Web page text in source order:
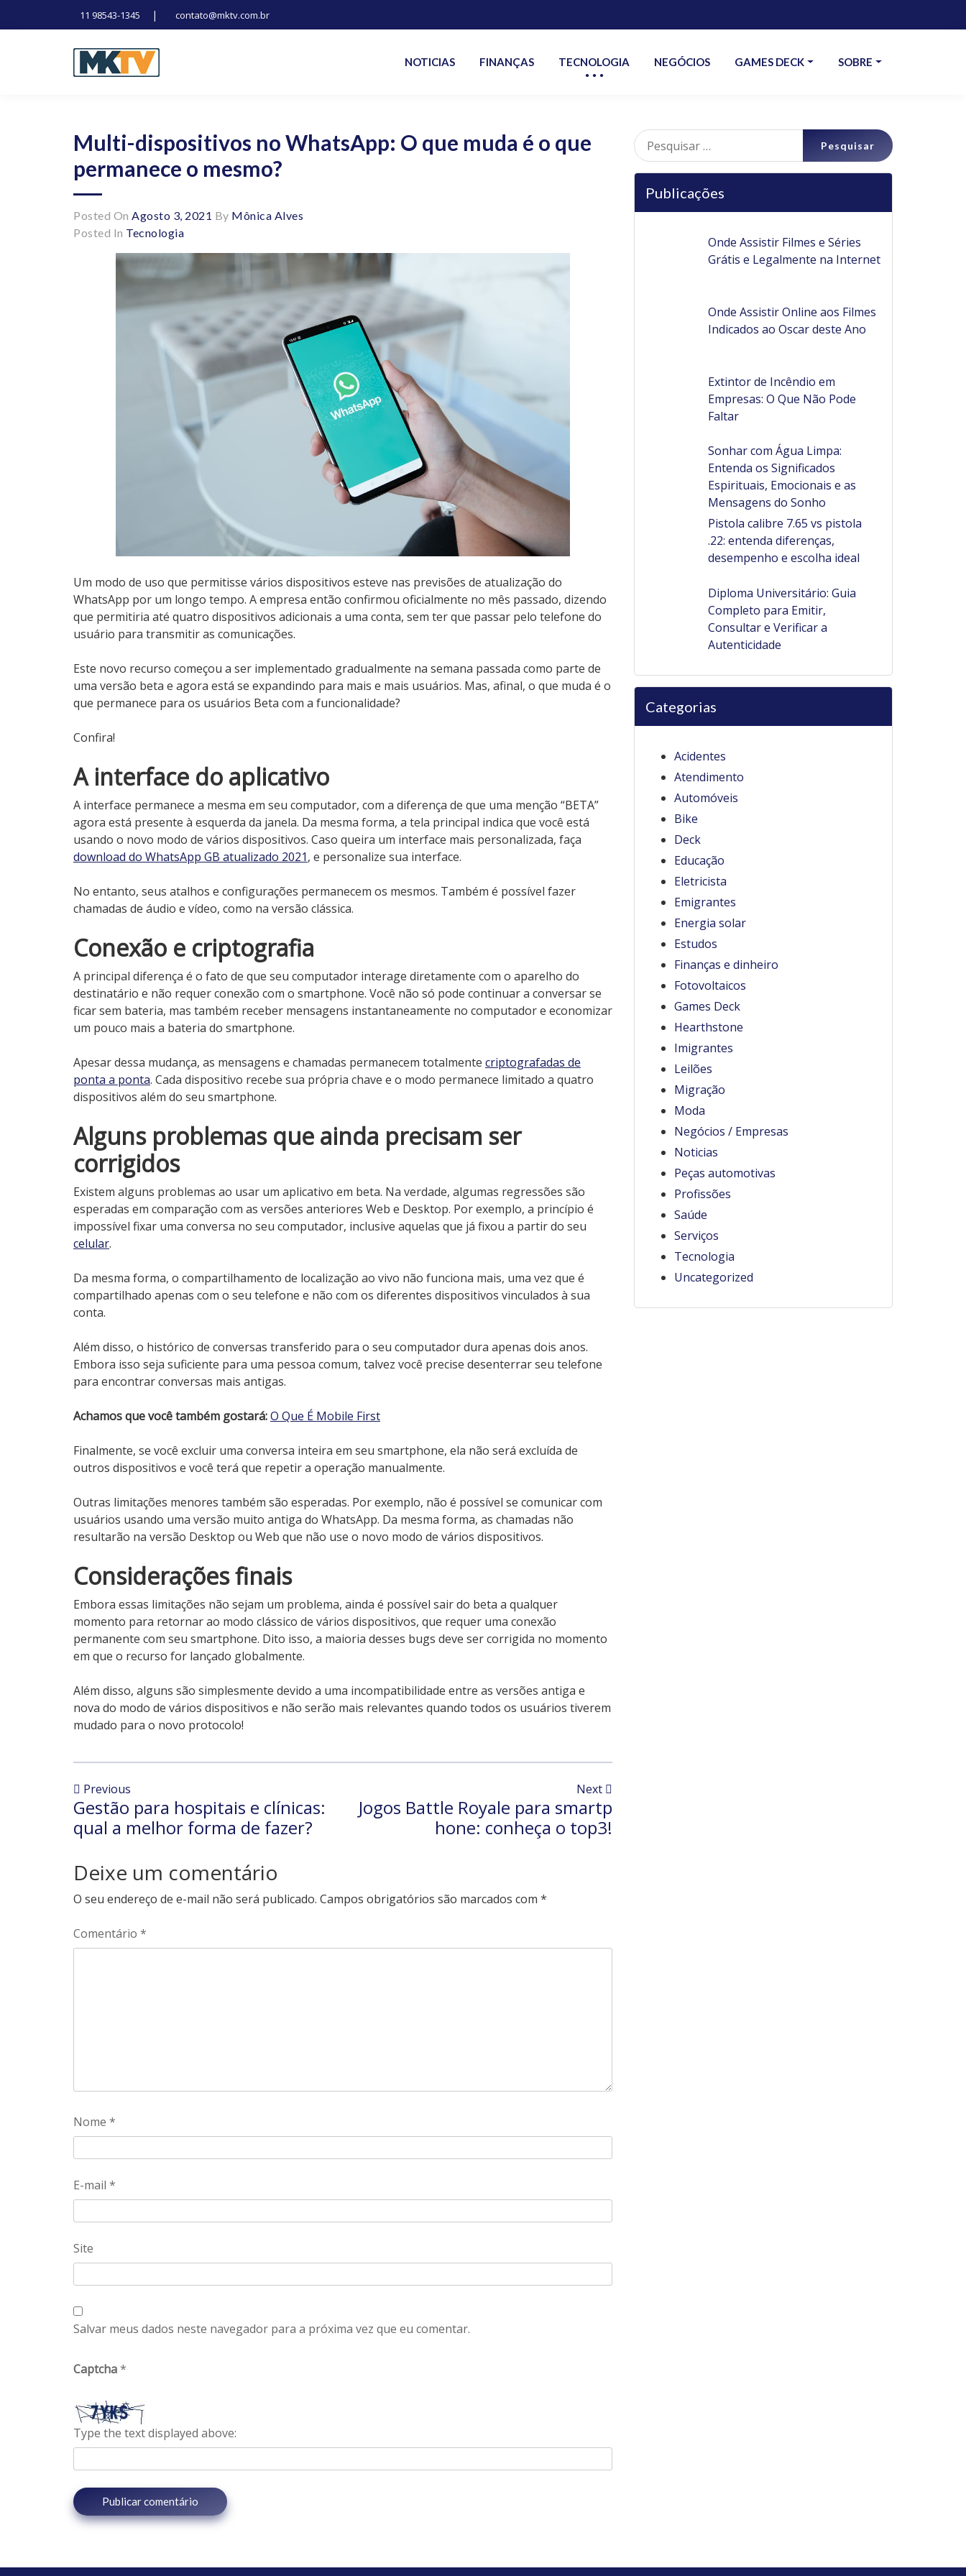
11 98543-1345 | contato@mktv.com.br
NOTICIAS FINANÇAS TECNOLOGIA NEGÓCIOS GAMES DECK SOBRE
Multi-dispositivos no WhatsApp: O que muda é o que
permanece o mesmo?
Posted On Agosto 3, 2021 By Mônica Alves
Posted In Tecnologia
Um modo de uso que permitisse vários dispositivos esteve nas previsões de atualização do
WhatsApp por um longo tempo. A empresa então confirmou oficialmente no mês passado, dizendo
que permitiria até quatro dispositivos adicionais a uma conta, sem ter que passar pelo telefone do
usuário para transmitir as comunicações.
Este novo recurso começou a ser implementado gradualmente na semana passada como parte de
uma versão beta e agora está se expandindo para mais e mais usuários. Mas, afinal, o que muda é o
que permanece para os usuários Beta com a funcionalidade?
Confira!
A interface do aplicativo
A interface permanece a mesma em seu computador, com a diferença de que uma menção “BETA”
agora está presente à esquerda da janela. Da mesma forma, a tela principal indica que você está
usando o novo modo de vários dispositivos. Caso queira um interface mais personalizada, faça
download do WhatsApp GB atualizado 2021, e personalize sua interface.
No entanto, seus atalhos e configurações permanecem os mesmos. Também é possível fazer
chamadas de áudio e vídeo, como na versão clássica.
Conexão e criptografia
A principal diferença é o fato de que seu computador interage diretamente com o aparelho do
destinatário e não requer conexão com o smartphone. Você não só pode continuar a conversar se
ficar sem bateria, mas também receber mensagens instantaneamente no computador e economizar
um pouco mais a bateria do smartphone.
Apesar dessa mudança, as mensagens e chamadas permanecem totalmente criptografadas de
ponta a ponta. Cada dispositivo recebe sua própria chave e o modo permanece limitado a quatro
dispositivos além do seu smartphone.
Alguns problemas que ainda precisam ser
corrigidos
Existem alguns problemas ao usar um aplicativo em beta. Na verdade, algumas regressões são
esperadas em comparação com as versões anteriores Web e Desktop. Por exemplo, a princípio é
impossível fixar uma conversa no seu computador, inclusive aquelas que já fixou a partir do seu
celular.
Da mesma forma, o compartilhamento de localização ao vivo não funciona mais, uma vez que é
compartilhado apenas com o seu telefone e não com os diferentes dispositivos vinculados à sua
conta.
Além disso, o histórico de conversas transferido para o seu computador dura apenas dois anos.
Embora isso seja suficiente para uma pessoa comum, talvez você precise desenterrar seu telefone
para encontrar conversas mais antigas.
Achamos que você também gostará:O Que É Mobile First
Finalmente, se você excluir uma conversa inteira em seu smartphone, ela não será excluída de
outros dispositivos e você terá que repetir a operação manualmente.
Outras limitações menores também são esperadas. Por exemplo, não é possível se comunicar com
usuários usando uma versão muito antiga do WhatsApp. Da mesma forma, as chamadas não
resultarão na versão Desktop ou Web que não use o novo modo de vários dispositivos.
Considerações finais
Embora essas limitações não sejam um problema, ainda é possível sair do beta a qualquer
momento para retornar ao modo clássico de vários dispositivos, que requer uma conexão
permanente com seu smartphone. Dito isso, a maioria desses bugs deve ser corrigida no momento
em que o recurso for lançado globalmente.
Além disso, alguns são simplesmente devido a uma incompatibilidade entre as versões antiga e
nova do modo de vários dispositivos e não serão mais relevantes quando todos os usuários tiverem
mudado para o novo protocolo!
Previous
Gestão para hospitais e clínicas:
qual a melhor forma de fazer?
Next
Jogos Battle Royale para smartp
hone: conheça o top3!
Deixe um comentário
O seu endereço de e-mail não será publicado. Campos obrigatórios são marcados com *
Comentário *
Nome *
E-mail *
Site
Salvar meus dados neste navegador para a próxima vez que eu comentar.
Captcha*
Type the text displayed above:
Pesquisar
por:
Publicações
Onde Assistir Filmes e Séries
Grátis e Legalmente na Internet
Onde Assistir Online aos Filmes
Indicados ao Oscar deste Ano
Extintor de Incêndio em
Empresas: O Que Não Pode
Faltar
Sonhar com Água Limpa:
Entenda os Significados
Espirituais, Emocionais e as
Mensagens do Sonho
Pistola calibre 7.65 vs pistola
.22: entenda diferenças,
desempenho e escolha ideal
Diploma Universitário: Guia
Completo para Emitir,
Consultar e Verificar a
Autenticidade
Categorias
Acidentes
Atendimento
Automóveis
Bike
Deck
Educação
Eletricista
Emigrantes
Energia solar
Estudos
Finanças e dinheiro
Fotovoltaicos
Games Deck
Hearthstone
Imigrantes
Leilões
Migração
Moda
Negócios / Empresas
Noticias
Peças automotivas
Profissões
Saúde
Serviços
Tecnologia
Uncategorized